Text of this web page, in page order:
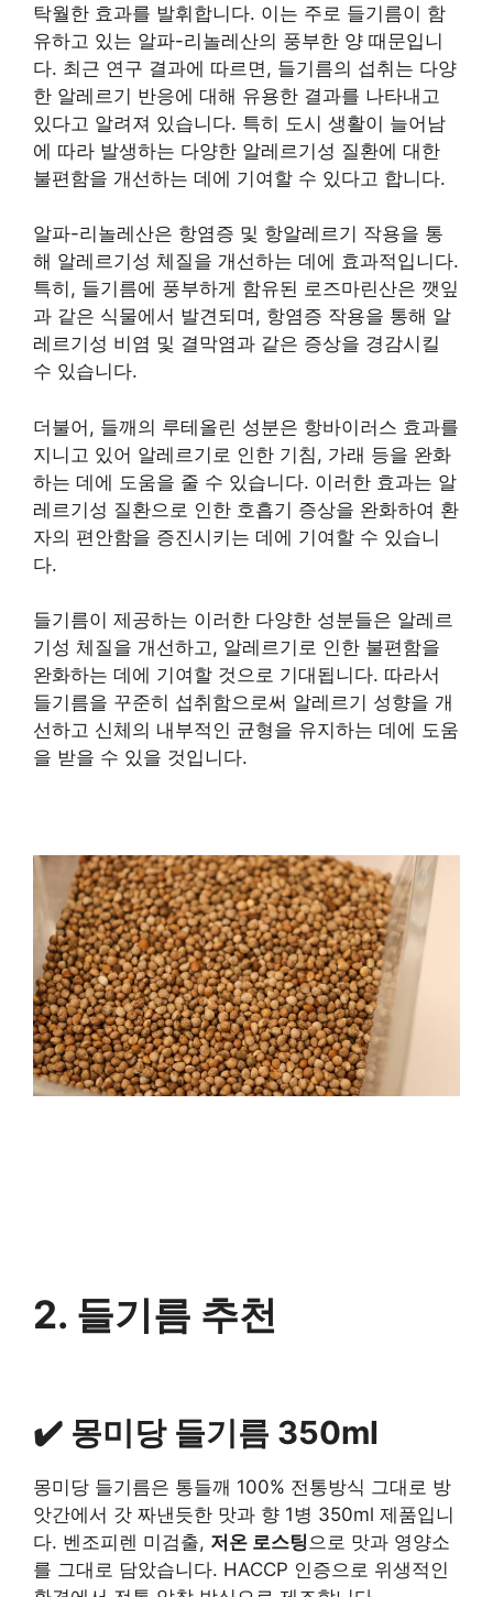
탁월한 효과를 발휘합니다. 이는 주로 들기름이 함
유하고 있는 알파-리놀레산의 풍부한 양 때문입니
다. 최근 연구 결과에 따르면, 들기름의 섭취는 다양
한 알레르기 반응에 대해 유용한 결과를 나타내고
있다고 알려져 있습니다. 특히 도시 생활이 늘어남
에 따라 발생하는 다양한 알레르기성 질환에 대한
불편함을 개선하는 데에 기여할 수 있다고 합니다.
알파-리놀레산은 항염증 및 항알레르기 작용을 통
해 알레르기성 체질을 개선하는 데에 효과적입니다.
특히, 들기름에 풍부하게 함유된 로즈마린산은 깻잎
과 같은 식물에서 발견되며, 항염증 작용을 통해 알
레르기성 비염 및 결막염과 같은 증상을 경감시킬
수 있습니다.
더불어, 들깨의 루테올린 성분은 항바이러스 효과를
지니고 있어 알레르기로 인한 기침, 가래 등을 완화
하는 데에 도움을 줄 수 있습니다. 이러한 효과는 알
레르기성 질환으로 인한 호흡기 증상을 완화하여 환
자의 편안함을 증진시키는 데에 기여할 수 있습니
다.
들기름이 제공하는 이러한 다양한 성분들은 알레르
기성 체질을 개선하고, 알레르기로 인한 불편함을
완화하는 데에 기여할 것으로 기대됩니다. 따라서
들기름을 꾸준히 섭취함으로써 알레르기 성향을 개
선하고 신체의 내부적인 균형을 유지하는 데에 도움
을 받을 수 있을 것입니다.
2. 들기름 추천
✔️ 몽미당 들기름 350ml
몽미당 들기름은 통들깨 100% 전통방식 그대로 방
앗간에서 갓 짜낸듯한 맛과 향 1병 350ml 제품입니
다. 벤조피렌 미검출, 저온 로스팅으로 맛과 영양소
를 그대로 담았습니다. HACCP 인증으로 위생적인